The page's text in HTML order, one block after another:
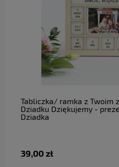
Tabliczka/ ramka z Twoim
Dziadku Dziękujemy -
Dziadka
39,00 zł